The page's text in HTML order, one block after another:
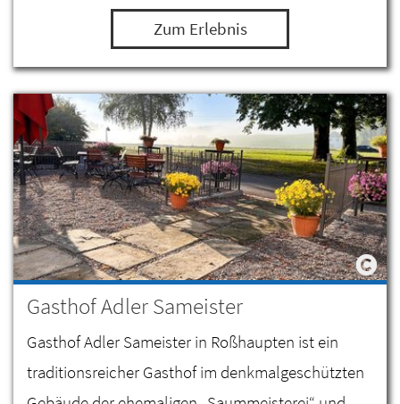
Zum Erlebnis
Gasthof Adler Sameister
Gasthof Adler Sameister in Roßhaupten ist ein
traditionsreicher Gasthof im denkmalgeschützten